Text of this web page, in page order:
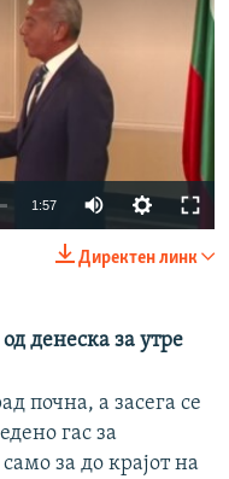
available
1:57
1080p
Директен линк
денеска за утре
почна, а засега се
гас за
за до крајот на